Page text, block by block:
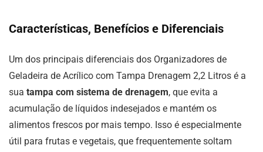
Características, Benefícios e Diferenciais
Um dos principais diferenciais dos Organizadores de
Geladeira de Acrílico com Tampa Drenagem 2,2 Litros é a
sua tampa com sistema de drenagem, que evita a
acumulação de líquidos indesejados e mantém os
alimentos frescos por mais tempo. Isso é especialmente
útil para frutas e vegetais, que frequentemente soltam